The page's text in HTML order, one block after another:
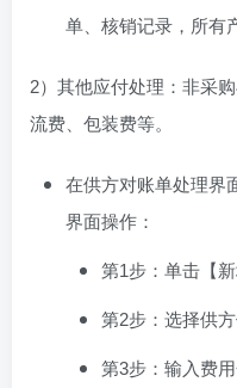
单、核销记录，所有
2）其他应付处理：非采
流费、包装费等。
在供方对账单处理界
界面操作：
第1步：单击【
第2步：选择供方
第3步：输入费用